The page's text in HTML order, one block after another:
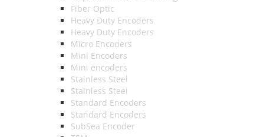
Fiber Optic
Heavy Duty Encoders
Heavy Duty Encoders
Micro Encoders
Mini Encoders
Mini encoders
Stainless Steel
Stainless Steel
Standard Encoders
Standard Encoders
SubSea Encoder